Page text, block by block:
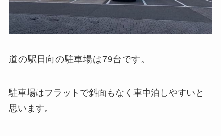
道の駅日向の駐車場は79台です。
駐車場はフラットで斜面もなく車中泊しやすいと
思います。